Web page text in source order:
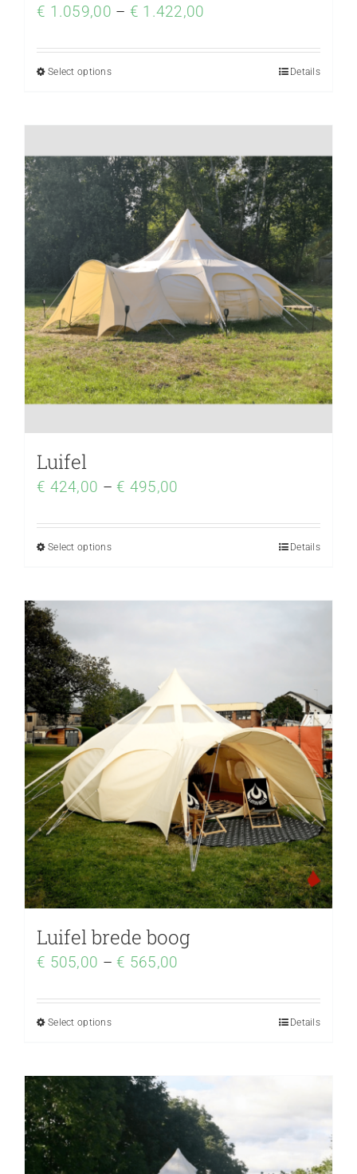
€ 1.059,00 – € 1.422,00
Select options Details
Luifel
€ 424,00 –€ 495,00
Select options Details
Luifel brede boog
€ 505,00 –€ 565,00
Select options Details